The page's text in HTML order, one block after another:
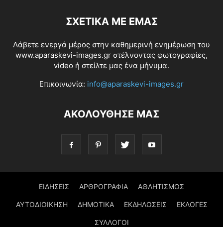
ΣΧΕΤΙΚΆ ΜΕ ΕΜΆΣ
Λάβετε ενεργά μέρος στην καθημερινή ενημέρωση του
www.aparaskevi-images.gr στέλνοντας φωτογραφίες,
video ή στείλτε μας ένα μήνυμα.
Επικοινωνία: info@aparaskevi-images.gr
ΑΚΟΛΟΥΘΗΣΕ ΜΑΣ
ΕΙΔΗΣΕΙΣ ΑΡΘΡΟΓΡΑΦΙΑ ΑΘΛΗΤΙΣΜΟΣ
ΑΥΤΟΔΙΟΙΚΗΣΗ ΔΗΜΟΤΙΚΑ ΕΚΔΗΛΩΣΕΙΣ ΕΚΛΟΓΕΣ
ΣΥΛΛΟΓΟΙ